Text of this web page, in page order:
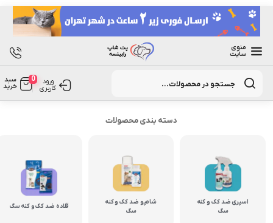
منوی
سایت
search ورود
کاربری
0 سبد
خرید
دسته بندی محصولات
اسپری ضد کک و کنه
سگ
شامپو ضد کک و کنه
سگ
قلاده ضد کک و کنه سگ